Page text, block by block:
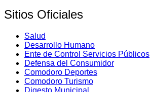
Sitios Oficiales
Salud
Desarrollo Humano
Ente de Control Servicios Públicos
Defensa del Consumidor
Comodoro Deportes
Comodoro Turismo
Digesto Municipal